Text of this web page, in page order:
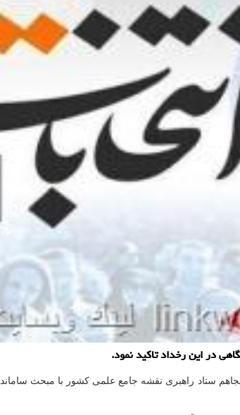
در این رخداد تاکید نمود.
ستاد راهبری نقشه جامع علمی کشور با مبحث